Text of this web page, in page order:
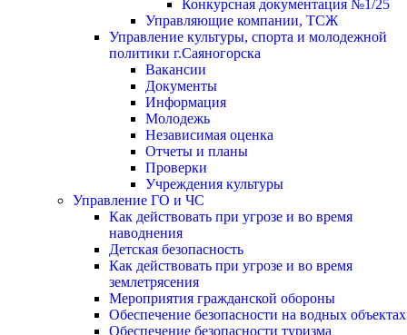
Конкурсная документация №1/25
Управляющие компании, ТСЖ
Управление культуры, спорта и молодежной
политики г.Саяногорска
Вакансии
Документы
Информация
Молодежь
Независимая оценка
Отчеты и планы
Проверки
Учреждения культуры
Управление ГО и ЧС
Как действовать при угрозе и во время
наводнения
Детская безопасность
Как действовать при угрозе и во время
землетрясения
Мероприятия гражданской обороны
Обеспечение безопасности на водных объектах
Обеспечение безопасности туризма